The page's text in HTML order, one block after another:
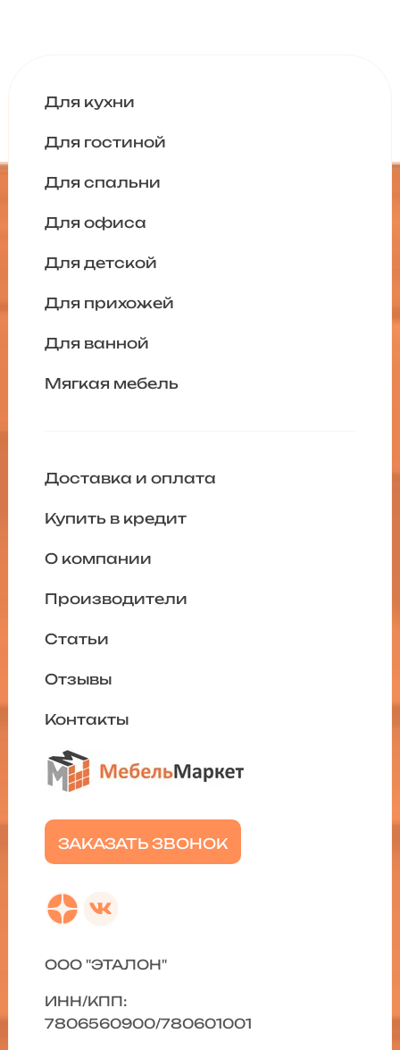
Для кухни
Для гостиной
Для спальни
Для офиса
Для детской
Для прихожей
Для ванной
Мягкая мебель
ЗАКАЗАТЬ ЗВОНОК
Доставка и оплата
Купить в кредит
О компании
Производители
Статьи
Отзывы
Контакты
ООО "ЭТАЛОН"
ИНН/КПП:
7806560900/780601001